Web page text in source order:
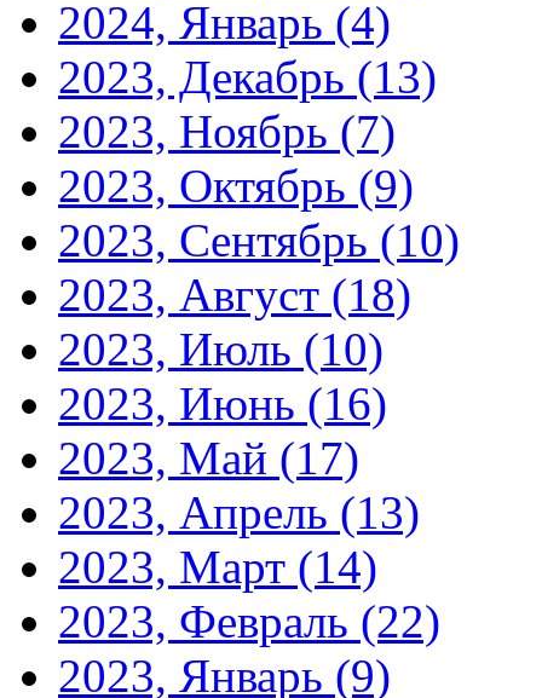
2024, Январь (4)
2023, Декабрь (13)
2023, Ноябрь (7)
2023, Октябрь (9)
2023, Сентябрь (10)
2023, Август (18)
2023, Июль (10)
2023, Июнь (16)
2023, Май (17)
2023, Апрель (13)
2023, Март (14)
2023, Февраль (22)
2023, Январь (9)